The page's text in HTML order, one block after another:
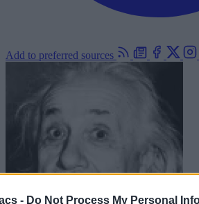
- Do Not Process My Personal
Add to preferred sources